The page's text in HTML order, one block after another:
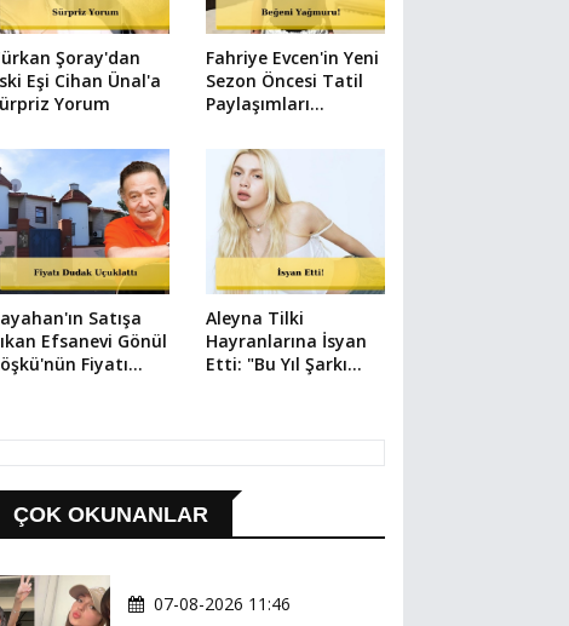
Şoray'dan
Eşi Cihan Ünal'a
Yorum
Fahriye Evcen'in Yeni
Sezon Öncesi Tatil
Paylaşımları
Satışa
Efsanevi Gönül
Fiyatı
Aleyna Tilki
Hayranlarına İsyan
Etti: "Bu Yıl Şarkı
ÇOK OKUNANLAR
07-08-2026 11:46